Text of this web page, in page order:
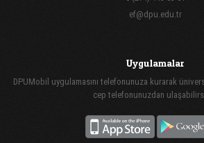
ef@dpu.edu.tr
Uygulamalar
DPUMobil uygulamasını telefonunuza kurarak
cep telefonunuzdan